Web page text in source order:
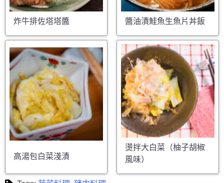
炸牛排佐塔塔醬 醬油漬鮭魚生魚片丼飯
高湯包白菜淺漬
燙拌大白菜（柚子胡椒
風味）